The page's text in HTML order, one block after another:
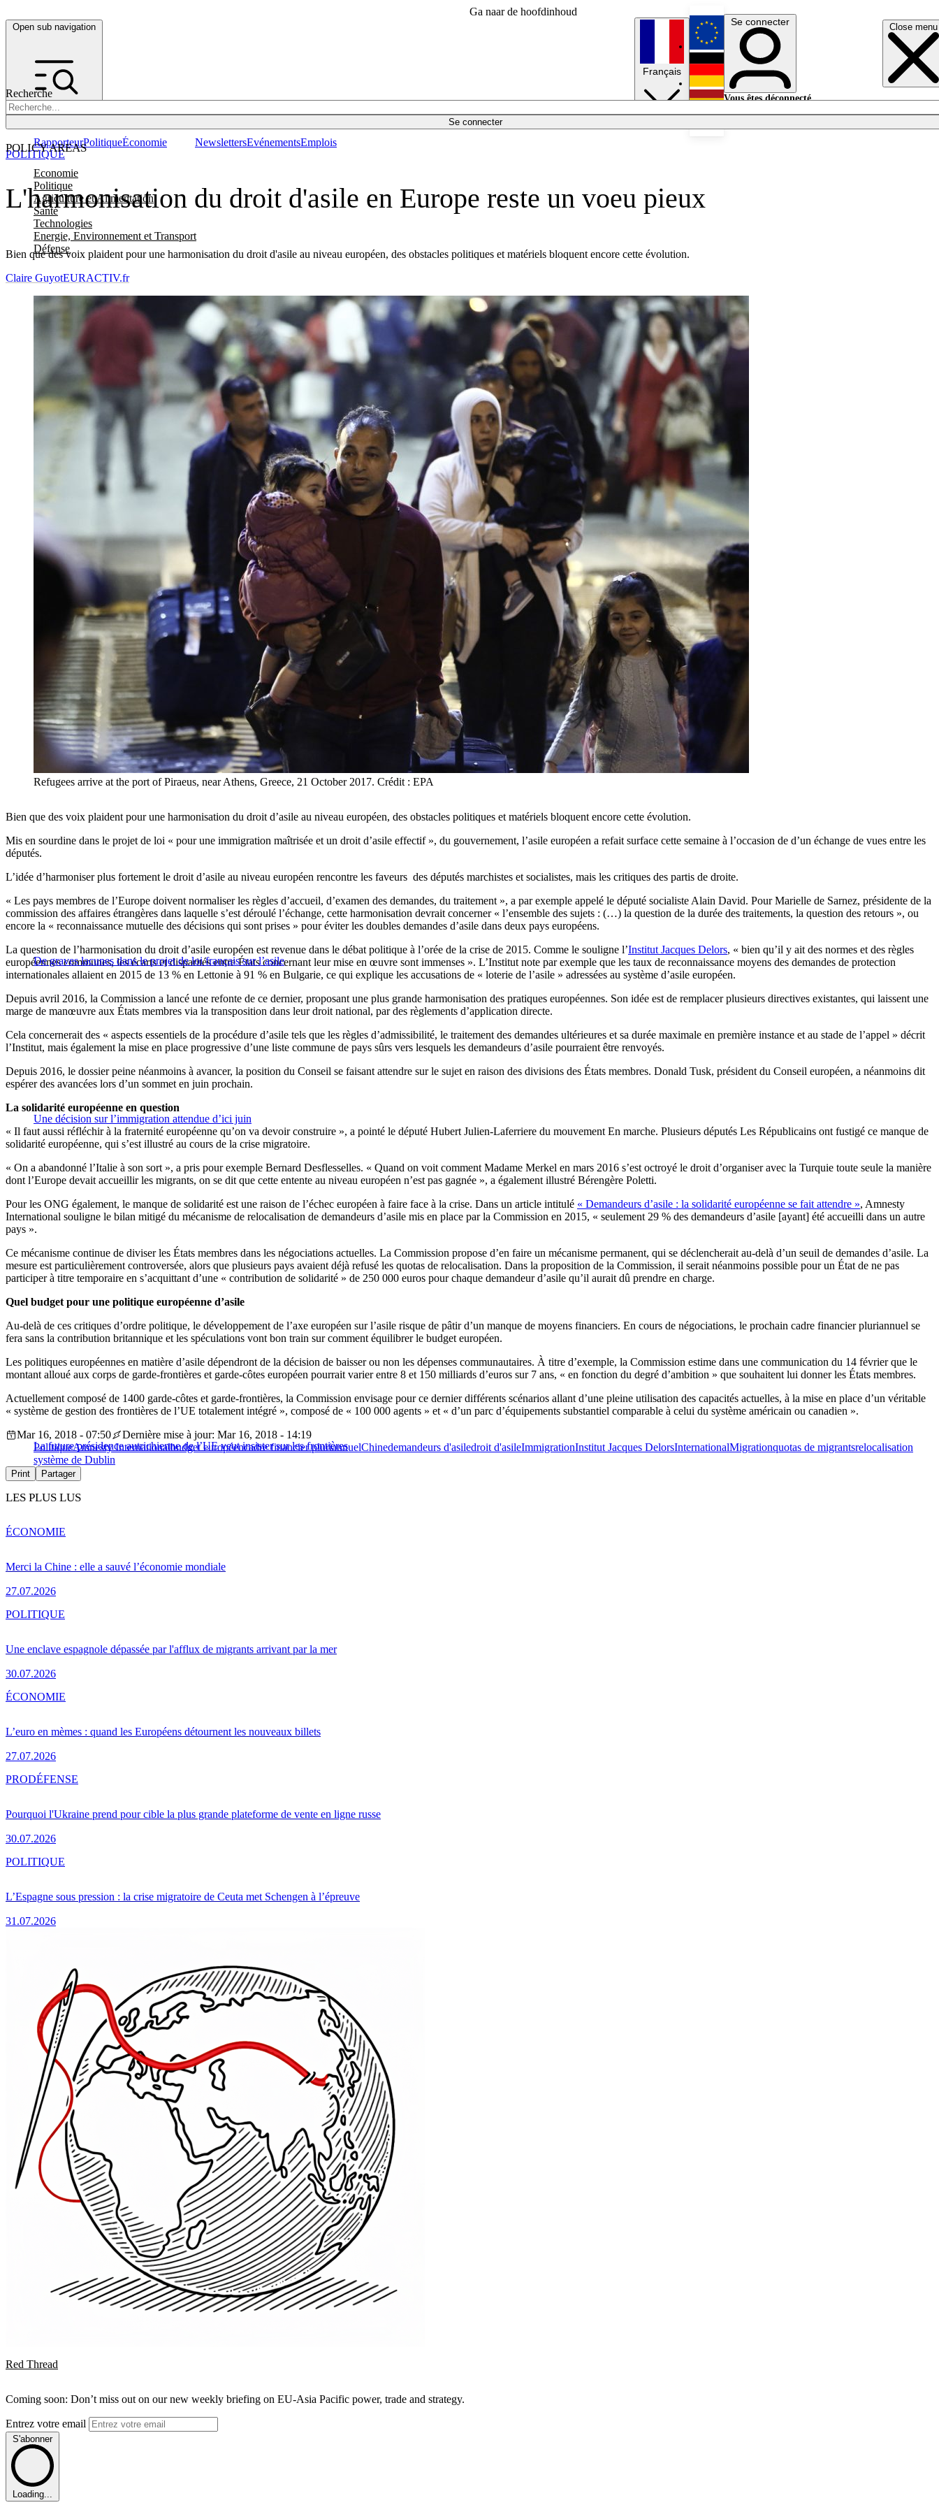
Ga naar de hoofdinhoud
Open sub navigation Close menu
Recherche
Se connecter
POLICY AREAS
Economie
Politique
Agriculture et Alimentation
Santé
Technologies
Energie, Environnement et Transport
Défense
RapporteurPolitiqueÉconomie NewslettersEvénementsEmplois
Français
English
Deutsch
Se connecter
Vous êtes déconnecté.
L'harmonisation du droit d'asile en Europe reste un voeu pieux
Bien que des voix plaident pour une harmonisation du droit d'asile au niveau européen, des obstacles politiques et matériels bloquent encore cette évolution.
POLITIQUE
Claire GuyotEURACTIV.fr
Refugees arrive at the port of Piraeus, near Athens, Greece, 21 October 2017. Crédit : EPA
Bien que des voix plaident pour une harmonisation du droit d’asile au niveau européen, des obstacles politiques et matériels bloquent encore cette évolution.
Mis en sourdine dans le projet de loi « pour une immigration maîtrisée et un droit d’asile effectif », du gouvernement, l’asile européen a refait surface cette semaine à l’occasion de d’un échange de vues entre les
députés.
L’idée d’harmoniser plus fortement le droit d’asile au niveau européen rencontre les faveurs des députés marchistes et socialistes, mais les critiques des partis de droite.
« Les pays membres de l’Europe doivent normaliser les règles d’accueil, d’examen des demandes, du traitement », a par exemple appelé le député socialiste Alain David. Pour Marielle de Sarnez, présidente de la
commission des affaires étrangères dans laquelle s’est déroulé l’échange, cette harmonisation devrait concerner « l’ensemble des sujets : (…) la question de la durée des traitements, la question des retours », ou
encore la « reconnaissance mutuelle des décisions qui sont prises » pour éviter les doubles demandes d’asile dans deux pays européens.
De graves lacunes dans le projet de loi français sur l’asile
La question de l’harmonisation du droit d’asile européen est revenue dans le débat politique à l’orée de la crise de 2015. Comme le souligne l’Institut Jacques Delors, « bien qu’il y ait des normes et des règles
européennes communes, les écarts et disparités entre États concernant leur mise en œuvre sont immenses ». L’Institut note par exemple que les taux de reconnaissance moyens des demandes de protection
internationales allaient en 2015 de 13 % en Lettonie à 91 % en Bulgarie, ce qui explique les accusations de « loterie de l’asile » adressées au système d’asile européen.
Depuis avril 2016, la Commission a lancé une refonte de ce dernier, proposant une plus grande harmonisation des pratiques européennes. Son idée est de remplacer plusieurs directives existantes, qui laissent une
marge de manœuvre aux États membres via la transposition dans leur droit national, par des règlements d’application directe.
Cela concernerait des « aspects essentiels de la procédure d’asile tels que les règles d’admissibilité, le traitement des demandes ultérieures et sa durée maximale en première instance et au stade de l’appel » décrit
l’Institut, mais également la mise en place progressive d’une liste commune de pays sûrs vers lesquels les demandeurs d’asile pourraient être renvoyés.
Depuis 2016, le dossier peine néanmoins à avancer, la position du Conseil se faisant attendre sur le sujet en raison des divisions des États membres. Donald Tusk, président du Conseil européen, a néanmoins dit
espérer des avancées lors d’un sommet en juin prochain.
Une décision sur l’immigration attendue d’ici juin
La solidarité européenne en question
« Il faut aussi réfléchir à la fraternité européenne qu’on va devoir construire », a pointé le député Hubert Julien-Laferriere du mouvement En marche. Plusieurs députés Les Républicains ont fustigé ce manque de
solidarité européenne, qui s’est illustré au cours de la crise migratoire.
« On a abandonné l’Italie à son sort », a pris pour exemple Bernard Desflesselles. « Quand on voit comment Madame Merkel en mars 2016 s’est octroyé le droit d’organiser avec la Turquie toute seule la manière
dont l’Europe devait accueillir les migrants, on se dit que cette entente au niveau européen n’est pas gagnée », a également illustré Bérengère Poletti.
Pour les ONG également, le manque de solidarité est une raison de l’échec européen à faire face à la crise. Dans un article intitulé « Demandeurs d’asile : la solidarité européenne se fait attendre », Amnesty
International souligne le bilan mitigé du mécanisme de relocalisation de demandeurs d’asile mis en place par la Commission en 2015, « seulement 29 % des demandeurs d’asile [ayant] été accueilli dans un autre
pays ».
Ce mécanisme continue de diviser les États membres dans les négociations actuelles. La Commission propose d’en faire un mécanisme permanent, qui se déclencherait au-delà d’un seuil de demandes d’asile. La
mesure est particulièrement controversée, alors que plusieurs pays avaient déjà refusé les quotas de relocalisation. Dans la proposition de la Commission, il serait néanmoins possible pour un État de ne pas
participer à titre temporaire en s’acquittant d’une « contribution de solidarité » de 250 000 euros pour chaque demandeur d’asile qu’il aurait dû prendre en charge.
Quel budget pour une politique européenne d’asile
Au-delà de ces critiques d’ordre politique, le développement de l’axe européen sur l’asile risque de pâtir d’un manque de moyens financiers. En cours de négociations, le prochain cadre financier pluriannuel se
fera sans la contribution britannique et les spéculations vont bon train sur comment équilibrer le budget européen.
Les politiques européennes en matière d’asile dépendront de la décision de baisser ou non les dépenses communautaires. À titre d’exemple, la Commission estime dans une communication du 14 février que le
montant alloué aux corps de garde-frontières et garde-côtes européen pourrait varier entre 8 et 150 milliards d’euros sur 7 ans, « en fonction du degré d’ambition » que souhaitent lui donner les États membres.
Actuellement composé de 1400 garde-côtes et garde-frontières, la Commission envisage pour ce dernier différents scénarios allant d’une pleine utilisation des capacités actuelles, à la mise en place d’un véritable
« système de gestion des frontières de l’UE totalement intégré », composé de « 100 000 agents » et « d’un parc d’équipements substantiel comparable à celui du système américain ou canadien ».
La future présidence autrichienne de l’UE veut insister sur les frontières
Mar 16, 2018 - 07:50
Dernière mise à jour: Mar 16, 2018 - 14:19
PolitiqueAmnesty Internationalbudget européencadre financier pluriannuelChinedemandeurs d'asiledroit d'asileImmigrationInstitut Jacques DelorsInternationalMigrationquotas de migrantsrelocalisation
système de Dublin
Print Partager
LES PLUS LUS
Merci la Chine : elle a sauvé l’économie mondiale
27.07.2026
ÉCONOMIE
Une enclave espagnole dépassée par l'afflux de migrants arrivant par la mer
30.07.2026
POLITIQUE
L’euro en mèmes : quand les Européens détournent les nouveaux billets
27.07.2026
ÉCONOMIE
Pourquoi l'Ukraine prend pour cible la plus grande plateforme de vente en ligne russe
30.07.2026
PRODÉFENSE
L’Espagne sous pression : la crise migratoire de Ceuta met Schengen à l’épreuve
31.07.2026
POLITIQUE
Red Thread
Coming soon: Don’t miss out on our new weekly briefing on EU-Asia Pacific power, trade and strategy.
Entrez votre email
S'abonner
Loading...